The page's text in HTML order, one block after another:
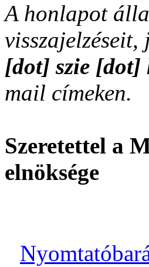
A honlapot
[dot] szie [dot]
mail címeken.
Szeretettel a
elnöksége